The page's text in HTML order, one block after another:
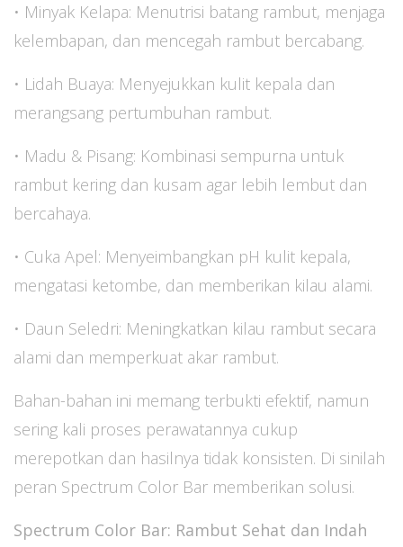
• Minyak Kelapa: Menutrisi batang rambut, menjaga
kelembapan, dan mencegah rambut bercabang.
• Lidah Buaya: Menyejukkan kulit kepala dan
merangsang pertumbuhan rambut.
• Madu & Pisang: Kombinasi sempurna untuk
rambut kering dan kusam agar lebih lembut dan
bercahaya.
• Cuka Apel: Menyeimbangkan pH kulit kepala,
mengatasi ketombe, dan memberikan kilau alami.
• Daun Seledri: Meningkatkan kilau rambut secara
alami dan memperkuat akar rambut.
Bahan-bahan ini memang terbukti efektif, namun
sering kali proses perawatannya cukup
merepotkan dan hasilnya tidak konsisten. Di sinilah
peran Spectrum Color Bar memberikan solusi.
Spectrum Color Bar: Rambut Sehat dan Indah